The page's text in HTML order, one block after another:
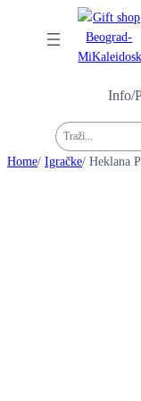
Info/
Pretraga
Home/ Igračke/ Heklana